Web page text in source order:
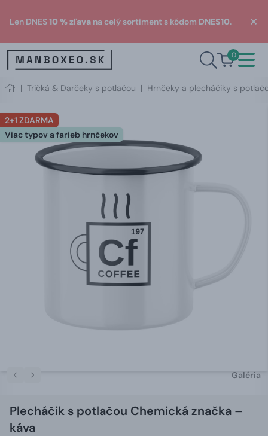
Len DNES10 % zľava na celý sortiment s kódom DNES10.
0
| Tričká & Darčeky s potlačou | Hrnčeky a plecháčiky s
2+1 ZDARMA
Viac typov a farieb hrnčekov
Galéria
Plecháčik s potlačou Chemická značka –
káva